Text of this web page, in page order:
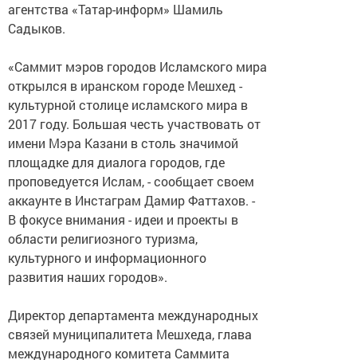
агентства «Татар-информ» Шамиль
Садыков.
«Саммит мэров городов Исламского мира
открылся в иранском городе Мешхед -
культурной столице исламского мира в
2017 году. Большая честь участвовать от
имени Мэра Казани в столь значимой
площадке для диалога городов, где
проповедуется Ислам, - сообщает своем
аккаунте в Инстаграм Дамир Фаттахов. -
В фокусе внимания - идеи и проекты в
области религиозного туризма,
культурного и информационного
развития наших городов».
Директор департамента международных
связей муниципалитета Мешхеда, глава
международного комитета Саммита